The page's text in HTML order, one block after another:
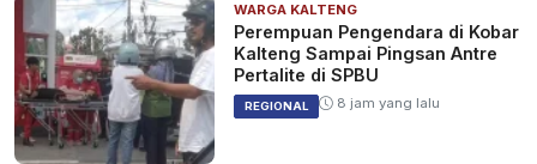
WARGA KALTENG
Perempuan Pengendara di Kobar
Kalteng Sampai Pingsan Antre
Pertalite di SPBU
REGIONAL 8 jam yang lalu